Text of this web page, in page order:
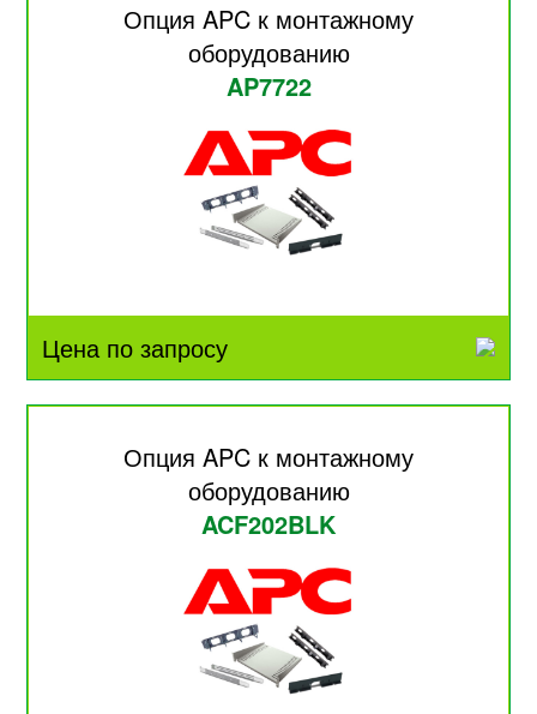
Опция APC к монтажному
оборудованию
AP7722
Цена по запросу
Опция APC к монтажному
оборудованию
ACF202BLK